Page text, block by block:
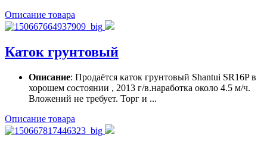
Описание товара
Каток грунтовый
Описание: Продаётся каток грунтовый Shantui SR16P в
хорошем состоянии , 2013 г/в.наработка около 4.5 м/ч.
Вложений не требует. Торг и ...
Описание товара